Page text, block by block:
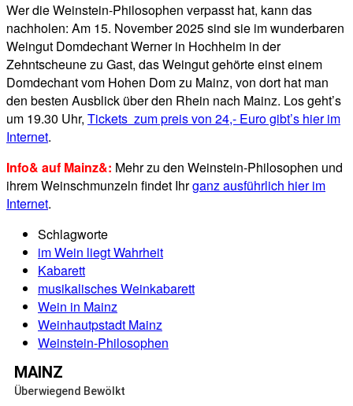
Wer die Weinstein-Philosophen verpasst hat, kann das
nachholen: Am 15. November 2025 sind sie im wunderbaren
Weingut Domdechant Werner in Hochheim in der
Zehntscheune zu Gast, das Weingut gehörte einst einem
Domdechant vom Hohen Dom zu Mainz, von dort hat man
den besten Ausblick über den Rhein nach Mainz. Los geht’s
um 19.30 Uhr, Tickets zum preis von 24,- Euro gibt’s hier im
Internet.
Info& auf Mainz&: Mehr zu den Weinstein-Philosophen und
ihrem Weinschmunzeln findet Ihrganz ausführlich hier im
Internet.
Schlagworte
im Wein liegt Wahrheit
Kabarett
musikalisches Weinkabarett
Wein in Mainz
Weinhautpstadt Mainz
Weinstein-Philosophen
MAINZ
Überwiegend Bewölkt